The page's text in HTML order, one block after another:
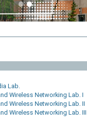
Lab.
Wireless Networking Lab. I
Wireless Networking Lab. II
Wireless Networking Lab. III